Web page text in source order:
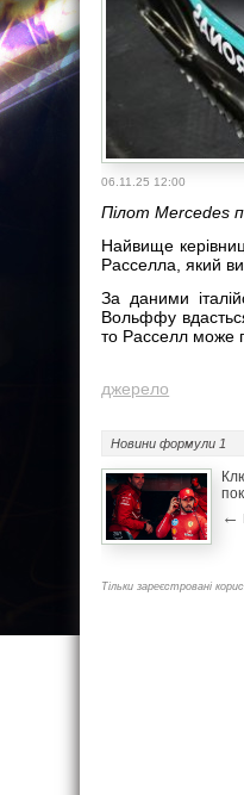
06.11.25 12:00
Пілот Mercedes
Найвище
Расселла, який
За даними
Вольффу
то Расселл може
джерело
Новиниформули 1
←
Тільки зареєстровані